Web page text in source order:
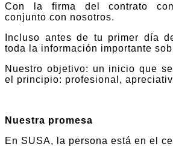
Con la firma del contrato
conjunto con nosotros.
Incluso antes de tu primer día
toda la información importante
Nuestro objetivo: un inicio que
el principio: profesional,
Nuestra promesa
En SUSA, la persona está en el